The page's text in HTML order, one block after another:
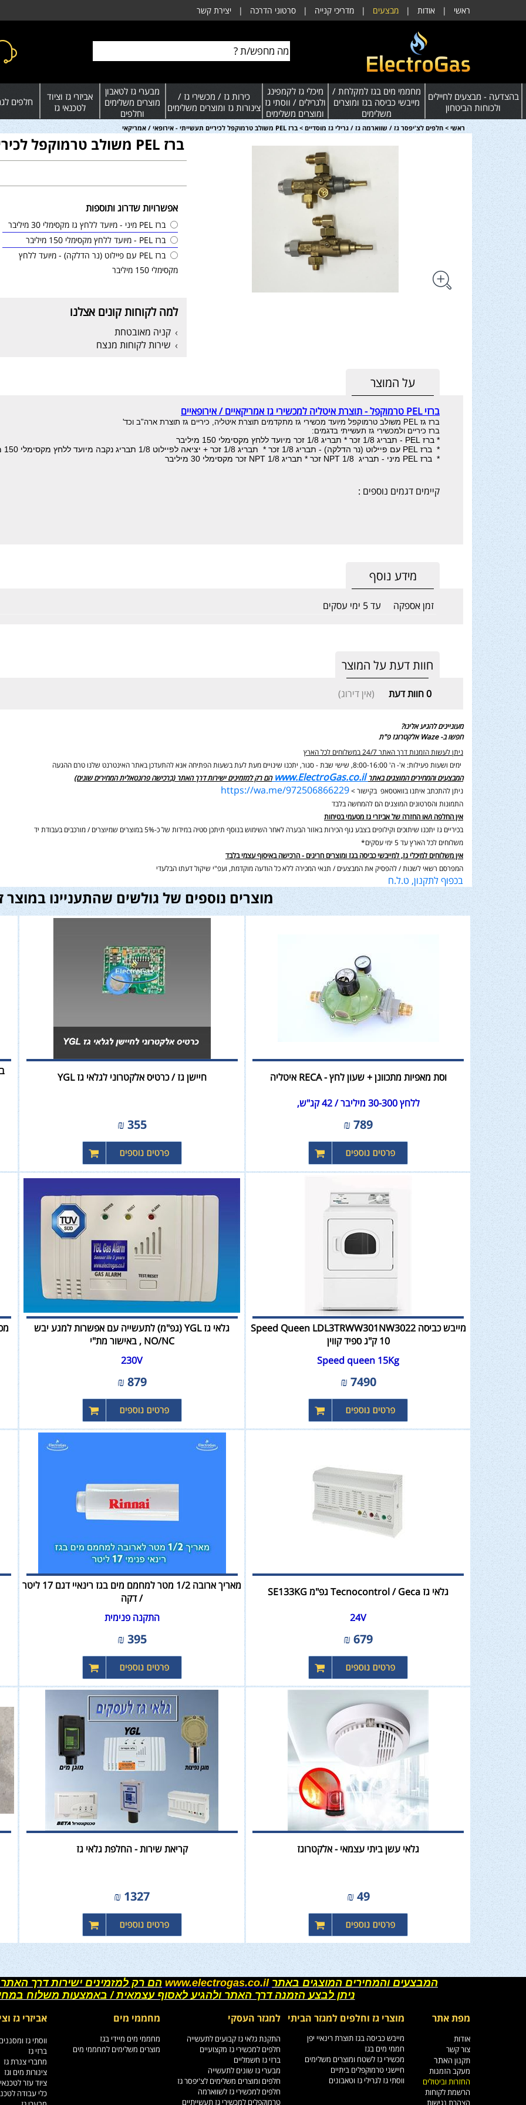
ראשי | אודות | מבצעים | מדריכי קנייה | סרטוני הדרכה | יצירת קשר
בהצדעה - מבצעים לחיילים
ולכוחות הביטחון
מחממי מים בגז למקלחת /
מייבשי כביסה בגז ומוצרים
משלימים
מיכלי גז לקמפינג
ולגרילים / ווסתי גז
ומוצרים משלימים
כירות גז / מכשירי גז /
צינורות גז ומוצרים משלימים
מבערי גז לטאבון
מוצרים משלימים
וחלפים
אביזרי גז וציוד
לטכנאי גז
חלפים
ראשי > חלפים לצ'יפסר גז / שווארמה גז / גרילי גז מוסדיים > ברז PEL משולב טרמוקפל לכיריים תעשייתי - אירופאי / אמריקאי
ברז PEL משולב טרמוקפל לכיריים תעשייתי - אירופאי / אמריקאי
אפשרויות שדרוג ותוספות
ברז PEL מיני - מיועד ללחץ גז מקסימלי 30 מיליבר
ברז PEL - מיועד ללחץ מקסימלי 150 מיליבר
ברז PEL עם פיילוט (נר הדלקה) - מיועד ללחץ
מקסימלי 150 מיליבר
למה לקוחות קונים אצלנו
קניה מאובטחת
שירות לקוחות מנצח
על המוצר
ברזי PEL טרמוקפל - תוצרת איטליה למכשירי גז אמריקאיים / אירופאיים
ברז גז PEL משולב טרמוקפל מיועד מכשירי גז מתקדמים תוצרת איטליה, כיריים גז תוצרת ארה"ב וכד'
ברז כיריים ולמכשירי גז תעשייתי בדגמים:
* ברז PEL - תבריג 1/8 זכר * תבריג 1/8 זכר מיועד ללחץ מקסימלי 150 מיליבר
* ברז PEL עם פיילוט (נר הדלקה) - תבריג 1/8 זכר * תבריג 1/8 זכר + יציאה לפיילוט 1/8 תבריג נקבה מיועד ללחץ מקסימלי 150 מיליבר
* ברז PEL מיני - תבריג 1/8 NPT זכר * תבריג 1/8 NPT זכר מקסימלי 30 מיליבר
קיימים דגמים נוספים :
מידע נוסף
זמן אספקה עד 5 ימי עסקים
חוות דעת על המוצר
0חוות דעת (אין דירוג)
מעוניינים להגיע אלינו?
חפשו ב- Waze אלקטרוגז פ"ת
ניתן לעשות הזמנות דרך האתר 24/7 במשלוחים לכל הארץ
ימים ושעות פעילות: א'- ה' 8:00-16:00, שישי שבת - סגור,
יתכנו שינויים מעת לעת בשעות הפתיחה אנא להתעדכן באתר האינטרנט שלנו טרם ההגעה
המבצעים והמחירים המוצגים באתר www.ElectroGas.co.il הם רק למזמינים ישירות דרך האתר (ברכישה פרונטאלית המחירים שונים)
ניתן להתכתב איתנו בוואטסאפ בקישור >https://wa.me/972506866229
התמונות והסרטונים המוצגים הם להמחשה בלבד
אין החלפה ו/או החזרה של אביזרי גז מטעמי בטיחות
בכיריים גז יתכנו שיתוכים וקילופים בצבע גוף הכירות באזור הבערה לאחר השימוש בנוסף תיתכן סטיה במידות של כ-5% במוצרים שמיוצרים / מורכבים בעבודת יד
משלוחים לכל הארץ עד 5 ימי עסקים*
אין משלוחים למיכלי גז, למייבשי כביסה בגז ומוצרים חריגים - הרכישה באיסוף עצמי בלבד
המפרסם רשאי לשנות / להפסיק את המבצעים / תנאי המכירה ללא כל הודעה מוקדמת, ועפ"י שיקול דעתו הבלעדי
בכפוף לתקנון, ט.ל.ח
מוצרים נוספים של גולשים שהתעניינו במוצר
וסת מאפיות מתכוונן + שעון לחץ - RECA איטליה
ללחץ 30-300 מיליבר / 42 קג"ש,
789
₪
חיישן גז / כרטיס אלקטרוני לגלאי גז YGL
355
₪
מייבש כביסה Speed Queen LDL3TRWW301NW3022
‏10 ‏ק"ג ספיד קווין
Speed queen 15Kg
7490
₪
גלאי גז YGL (גפ"מ) לתעשייה עם אפשרות למגע יבש
NO/NC , באישור מת"י
230V
879
₪
גלאי גז Tecnocontrol / Geca גפ"מ SE133KG
24V
679
₪
מאריך ארובה 1/2 מטר למחמם מים בגז רינאיי דגם 17 ליטר
/ דקה
התקנה פנימית
395
₪
גלאי עשן ביתי עצמאי - אלקטרוגז
49
₪
קריאת שירות - החלפת גלאי גז
1327
₪
המבצעים והמחירים המוצגים באתר www.electrogas.co.il הם רק למזמינים ישירות דרך
ניתן לבצע הזמנה דרך האתר ולהגיע לאסוף עצמאית / באמצעות משלוח
מפת אתר מוצרי גז וחלפים למגזר הביתי למגזר העסקי מחממי מים אביזרי גז
אודות
צור קשר
תקנון האתר
מעקב הזמנות
החזרות וביטולים
הרשמת לקוחות
הצהרת נגישות
מייבש כביסה בגז תוצרת רינאיי יפן
חממי מים בגז
מכשירי גז לשטח ומוצרים משלימים
חיישני טרמוקפלים ביתיים
ווסתי גז לגרילי גז וטאבונים
התקנת גלאי גז קבועים לתעשייה
חלפים למכשירי גז מקצועיים
ברזי גז חשמליים
מבערי גז שונים לתעשייה
חלפים ומוצרים משלימים לצ'יפסר גז
חלפים למכשירי גז לשווארמה
טרמוקפלים למכשירי גז תעשייתיים
מחממי מים מיידי בגז
מוצרים משלימים למחממי מים
ווסתי גז
ברזי גז
מחברי צנרת גז
צינורות מים וגז
ציוד עזר
כלי עבודה